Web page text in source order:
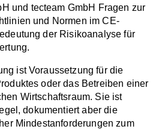
und tecteam GmbH Fragen zur
und Normen im CE-
der Risikoanalyse für
ist Voraussetzung für die
oder das Betreiben einer
Wirtschaftsraum. Sie ist
dokumentiert aber die
Mindestanforderungen zum